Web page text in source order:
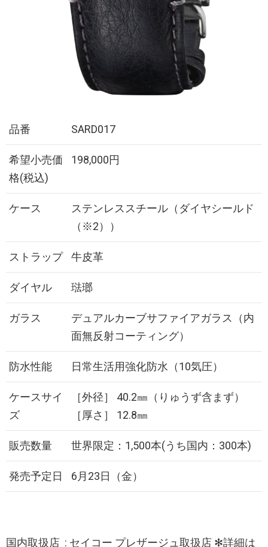
品番 SARD017
希望小売価
格(税込)
198,000円
ケース
ステンレススチール（ダイヤシールド
（※2））
ストラップ 牛皮革
ダイヤル 琺瑯
ガラス
デュアルカーブサファイアガラス（内
面無反射コーティング）
防水性能 日常生活用強化防水（10気圧）
ケースサイ
ズ
［外径］ 40.2㎜（りゅうず含まず）
［厚さ］ 12.8㎜
販売数量 世界限定：1,500本(うち国内：300本)
発売予定日 6月23日（金）
国内取扱店 : セイコー プレザージュ取扱店 ✻詳細は